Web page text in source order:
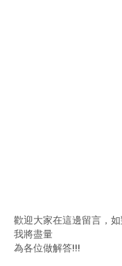
歡迎大家在這邊留言，
我將盡量
為各位做解答!!!